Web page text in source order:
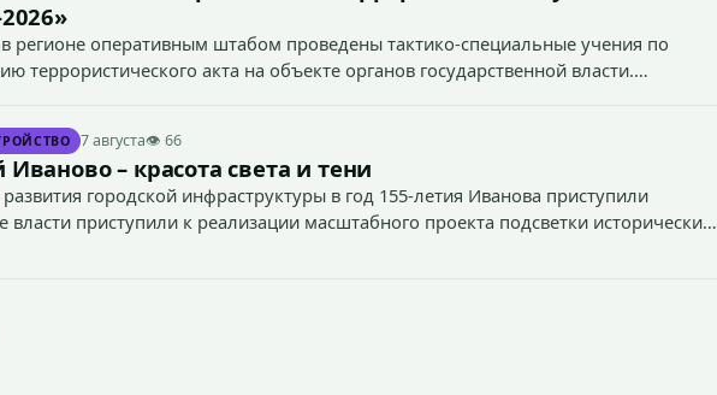
в регионе оперативным штабом проведены тактико-специальные учения по
террористического акта на объекте органов государственной власти.
7 августа👁 66
– красота света и тени
городской инфраструктуры в год 155-летия Иванова приступили
власти приступили к реализации масштабного проекта подсветки исторических